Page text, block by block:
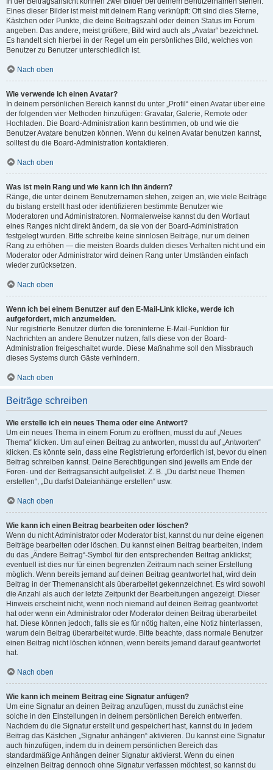
Eines dieser Bilder ist meist mit deinem Rang verknüpft: Oft sind dies Sterne,
Kästchen oder Punkte, die deine Beitragszahl oder deinen Status im Forum
angeben. Das andere, meist größere, Bild wird auch als „Avatar“ bezeichnet.
Es handelt sich hierbei in der Regel um ein persönliches Bild, welches von
Benutzer zu Benutzer unterschiedlich ist.
Nach oben
Wie verwende ich einen Avatar?
In deinem persönlichen Bereich kannst du unter „Profil“ einen Avatar über eine
der folgenden vier Methoden hinzufügen: Gravatar, Galerie, Remote oder
Hochladen. Die Board-Administration kann bestimmen, ob und wie die
Benutzer Avatare benutzen können. Wenn du keinen Avatar benutzen kannst,
solltest du die Board-Administration kontaktieren.
Nach oben
Was ist mein Rang und wie kann ich ihn ändern?
Ränge, die unter deinem Benutzernamen stehen, zeigen an, wie viele Beiträge
du bislang erstellt hast oder identifizieren bestimmte Benutzer wie
Moderatoren und Administratoren. Normalerweise kannst du den Wortlaut
eines Ranges nicht direkt ändern, da sie von der Board-Administration
festgelegt wurden. Bitte schreibe keine sinnlosen Beiträge, nur um deinen
Rang zu erhöhen — die meisten Boards dulden dieses Verhalten nicht und ein
Moderator oder Administrator wird deinen Rang unter Umständen einfach
wieder zurücksetzen.
Nach oben
Wenn ich bei einem Benutzer auf den E-Mail-Link klicke, werde ich
aufgefordert, mich anzumelden.
Nur registrierte Benutzer dürfen die foreninterne E-Mail-Funktion für
Nachrichten an andere Benutzer nutzen, falls diese von der Board-
Administration freigeschaltet wurde. Diese Maßnahme soll den Missbrauch
dieses Systems durch Gäste verhindern.
Nach oben
Beiträge schreiben
Wie erstelle ich ein neues Thema oder eine Antwort?
Um ein neues Thema in einem Forum zu eröffnen, musst du auf „Neues
Thema“ klicken. Um auf einen Beitrag zu antworten, musst du auf „Antworten“
klicken. Es könnte sein, dass eine Registrierung erforderlich ist, bevor du einen
Beitrag schreiben kannst. Deine Berechtigungen sind jeweils am Ende der
Foren- und der Beitragsansicht aufgelistet. Z. B. „Du darfst neue Themen
erstellen“, „Du darfst Dateianhänge erstellen“ usw.
Nach oben
Wie kann ich einen Beitrag bearbeiten oder löschen?
Wenn du nicht Administrator oder Moderator bist, kannst du nur deine eigenen
Beiträge bearbeiten oder löschen. Du kannst einen Beitrag bearbeiten, indem
du das „Ändere Beitrag“-Symbol für den entsprechenden Beitrag anklickst;
eventuell ist dies nur für einen begrenzten Zeitraum nach seiner Erstellung
möglich. Wenn bereits jemand auf deinen Beitrag geantwortet hat, wird dein
Beitrag in der Themenansicht als überarbeitet gekennzeichnet. Es wird sowohl
die Anzahl als auch der letzte Zeitpunkt der Bearbeitungen angezeigt. Dieser
Hinweis erscheint nicht, wenn noch niemand auf deinen Beitrag geantwortet
hat oder wenn ein Administrator oder Moderator deinen Beitrag überarbeitet
hat. Diese können jedoch, falls sie es für nötig halten, eine Notiz hinterlassen,
warum dein Beitrag überarbeitet wurde. Bitte beachte, dass normale Benutzer
einen Beitrag nicht löschen können, wenn bereits jemand darauf geantwortet
hat.
Nach oben
Wie kann ich meinem Beitrag eine Signatur anfügen?
Um eine Signatur an deinen Beitrag anzufügen, musst du zunächst eine
solche in den Einstellungen in deinem persönlichen Bereich entwerfen.
Nachdem du die Signatur erstellt und gespeichert hast, kannst du in jedem
Beitrag das Kästchen „Signatur anhängen“ aktivieren. Du kannst eine Signatur
auch hinzufügen, indem du in deinem persönlichen Bereich das
standardmäßige Anhängen deiner Signatur aktivierst. Wenn du einen
einzelnen Beitrag dennoch ohne Signatur verfassen möchtest, so kannst du